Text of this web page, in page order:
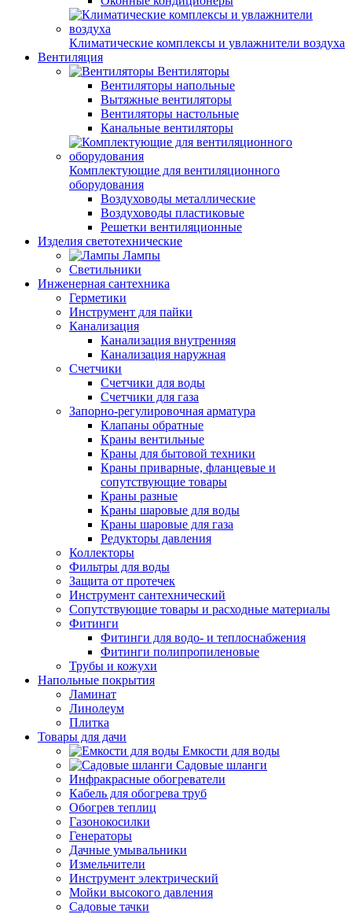
Климатические комплексы и увлажнители воздуха
Вентиляция
Вентиляторы
Вентиляторы напольные
Вытяжные вентиляторы
Вентиляторы настольные
Канальные вентиляторы
Комплектующие для вентиляционного
оборудования
Воздуховоды металлические
Воздуховоды пластиковые
Решетки вентиляционные
Изделия светотехнические
Лампы
Светильники
Инженерная сантехника
Герметики
Инструмент для пайки
Канализация
Канализация внутренняя
Канализация наружная
Счетчики
Счетчики для воды
Счетчики для газа
Запорно-регулировочная арматура
Клапаны обратные
Краны вентильные
Краны для бытовой техники
Краны приварные, фланцевые и
сопутствующие товары
Краны разные
Краны шаровые для воды
Краны шаровые для газа
Редукторы давления
Коллекторы
Фильтры для воды
Защита от протечек
Инструмент сантехнический
Сопутствующие товары и расходные материалы
Фитинги
Фитинги для водо- и теплоснабжения
Фитинги полипропиленовые
Трубы и кожухи
Напольные покрытия
Ламинат
Линолеум
Плитка
Товары для дачи
Емкости для воды
Садовые шланги
Инфракрасные обогреватели
Кабель для обогрева труб
Обогрев теплиц
Газонокосилки
Генераторы
Дачные умывальники
Измельчители
Инструмент электрический
Мойки высокого давления
Садовые тачки